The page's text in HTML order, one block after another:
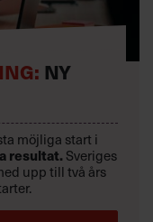
NY
möjliga start i
resultat. Sveriges
upp till två års